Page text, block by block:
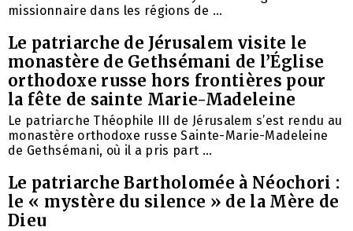
missionnaire dans les régions de ...
Le patriarche de Jérusalem visite le
monastère de Gethsémani de l’Église
orthodoxe russe hors frontières pour
la fête de sainte Marie-Madeleine
Le patriarche Théophile III de Jérusalem s’est rendu au
monastère orthodoxe russe Sainte-Marie-Madeleine
de Gethsémani, où il a pris part ...
Le patriarche Bartholomée à Néochori :
le « mystère du silence » de la Mère de
Dieu